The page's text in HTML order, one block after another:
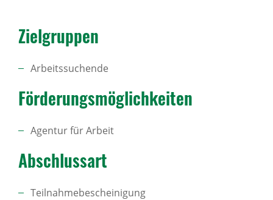
Ziel­gruppen
Arbeitssuchende
Förde­rungs­mög­lich­keiten
Agentur für Arbeit
Abschlussart
Teilnahmebescheinigung